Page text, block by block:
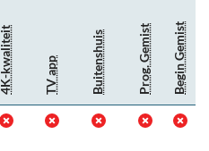
4K-kwaliteit TV app Buitenshuis Prog. Gemist Begin Gemist